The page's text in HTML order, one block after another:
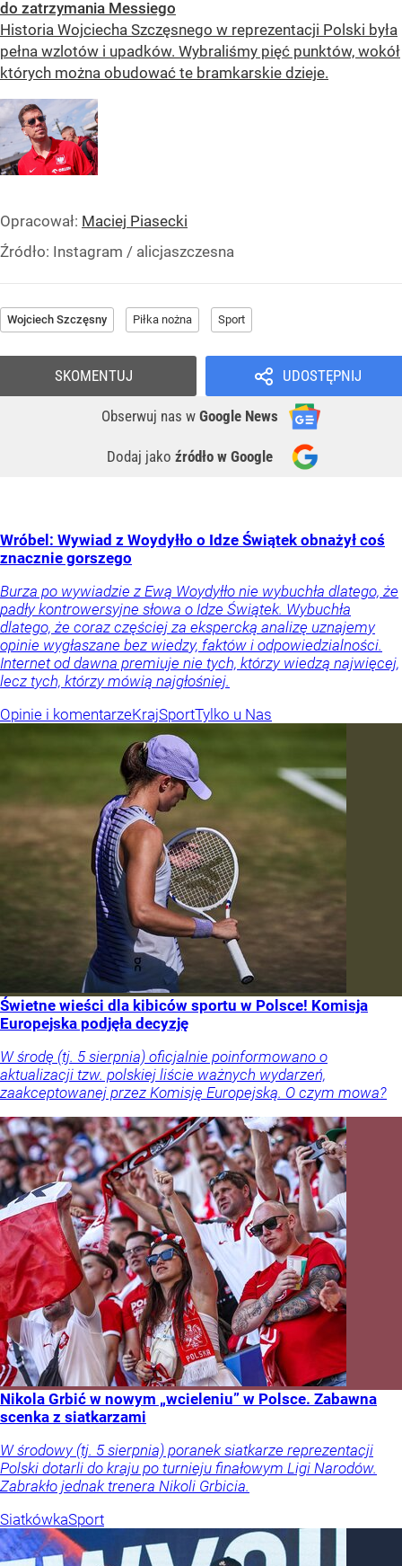
do zatrzymania Messiego
Historia Wojciecha Szczęsnego w reprezentacji Polski była
pełna wzlotów i upadków. Wybraliśmy pięć punktów, wokół
których można obudować te bramkarskie dzieje.
Opracował: Maciej Piasecki
Źródło: Instagram / alicjaszczesna
Wojciech Szczęsny Piłka nożna Sport
UDOSTĘPNIJ
Obserwuj nas w Google News
Dodaj jako źródło w Google
SKOMENTUJ
Wróbel: Wywiad z Woydyłło o Idze Świątek obnażył coś
znacznie gorszego
Burza po wywiadzie z Ewą Woydyłło nie wybuchła dlatego, że
padły kontrowersyjne słowa o Idze Świątek. Wybuchła
dlatego, że coraz częściej za ekspercką analizę uznajemy
opinie wygłaszane bez wiedzy, faktów i odpowiedzialności.
Internet od dawna premiuje nie tych, którzy wiedzą najwięcej,
lecz tych, którzy mówią najgłośniej.
Opinie i komentarzeKrajSportTylko u Nas
Świetne wieści dla kibiców sportu w Polsce! Komisja
Europejska podjęła decyzję
W środę (tj. 5 sierpnia) oficjalnie poinformowano o
aktualizacji tzw. polskiej liście ważnych wydarzeń,
zaakceptowanej przez Komisję Europejską. O czym mowa?
Nikola Grbić w nowym „wcieleniu” w Polsce. Zabawna
scenka z siatkarzami
W środowy (tj. 5 sierpnia) poranek siatkarze reprezentacji
Polski dotarli do kraju po turnieju finałowym Ligi Narodów.
Zabrakło jednak trenera Nikoli Grbicia.
SiatkówkaSport